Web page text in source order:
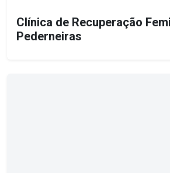
Clínica de Recuperação
Pederneiras